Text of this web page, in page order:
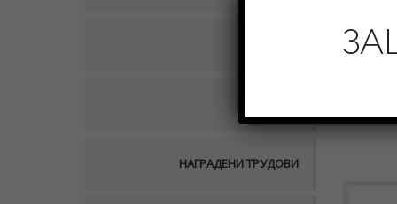
НАГРАДЕНИ ТРУДОВИ